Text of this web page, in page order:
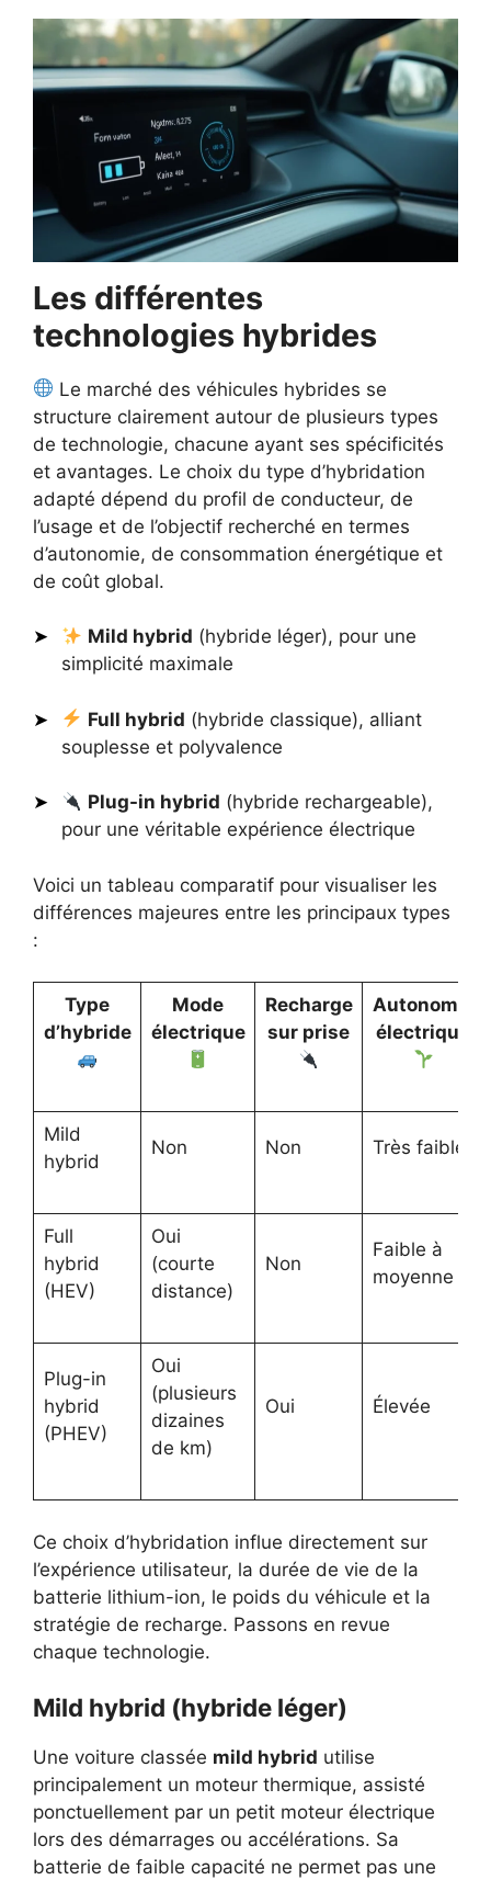
Les différentes
technologies hybrides
Le marché des véhicules hybrides se
structure clairement autour de plusieurs types
de technologie, chacune ayant ses spécificités
et avantages. Le choix du type d’hybridation
adapté dépend du profil de conducteur, de
l’usage et de l’objectif recherché en termes
d’autonomie, de consommation énergétique et
de coût global.
Mild hybrid (hybride léger), pour une
simplicité maximale
Full hybrid (hybride classique), alliant
souplesse et polyvalence
Plug-in hybrid (hybride rechargeable),
pour une véritable expérience électrique
Voici un tableau comparatif pour visualiser les
différences majeures entre les principaux types
:
Type
d’hybride
Mode
électrique
Recharge
sur prise
Autonomie
électrique
Mild
hybrid
Non Non Très faible
Full
hybrid
(HEV)
Oui
(courte
distance)
Non
Faible à
moyenne
Plug-in
hybrid
(PHEV)
Oui
(plusieurs
dizaines
de km)
Oui Élevée
Ce choix d’hybridation influe directement sur
l’expérience utilisateur, la durée de vie de la
batterie lithium-ion, le poids du véhicule et la
stratégie de recharge. Passons en revue
chaque technologie.
Mild hybrid (hybride léger)
Une voiture classée mild hybrid utilise
principalement un moteur thermique, assisté
ponctuellement par un petit moteur électrique
lors des démarrages ou accélérations. Sa
batterie de faible capacité ne permet pas une